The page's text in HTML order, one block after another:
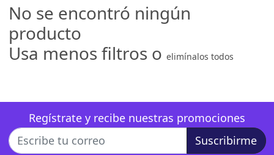
No se encontró ningún
producto
Usa menos filtros o elimínalos todos
Regístrate y recibe nuestras promociones
Suscribirme